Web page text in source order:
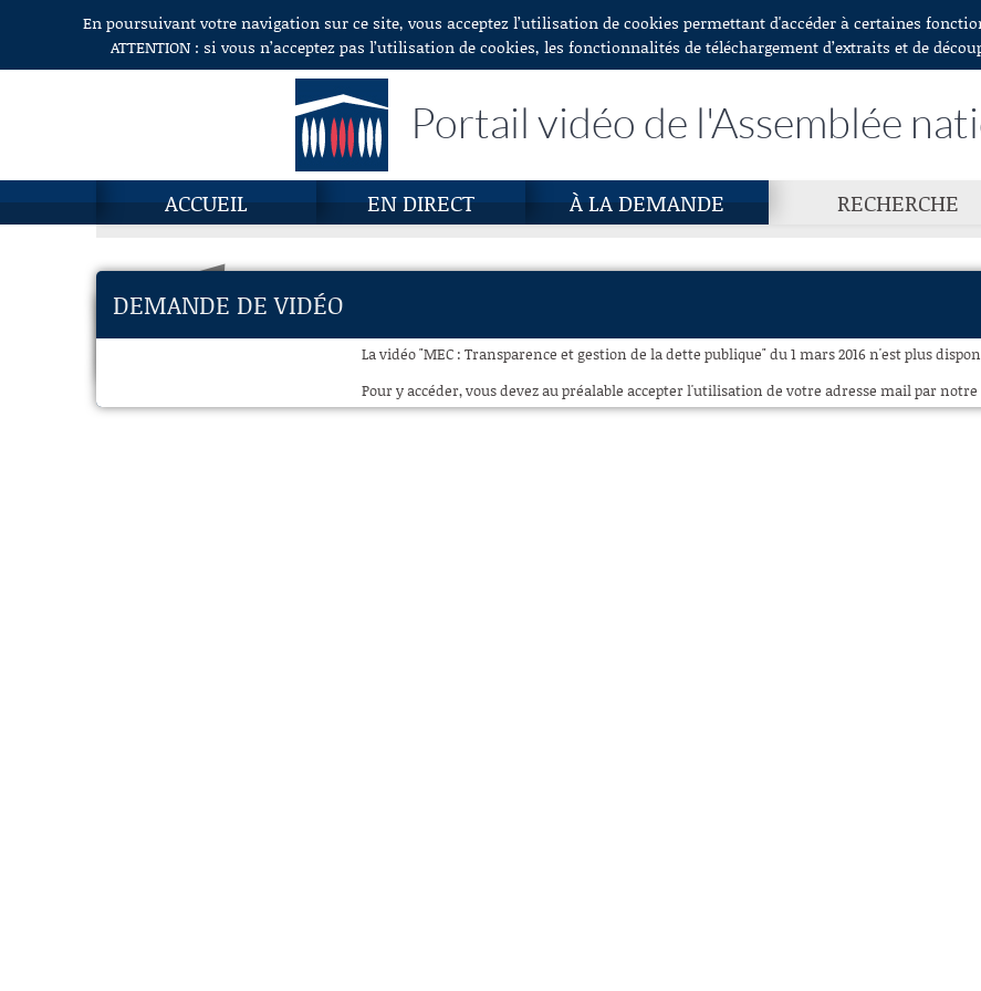
Aller au contenuEn poursuivant votre navigation sur ce site, vous acceptez l’utilisation de cookies permettant d'accéder à certaines
ATTENTION : si vous n’acceptez pas l’utilisation de cookies, les fonctionnalités de téléchargement d’extraits et de
Portail vidéo de l'Assemblée
ACCUEIL EN DIRECT À LA DEMANDE RECHERCHE
DEMANDE DE VIDÉO
La vidéo "MEC : Transparence et gestion de la dette publique" du 1 mars 2016 n'est plus
Pour y accéder, vous devez au préalable accepter l'utilisation de votre adresse mail par notre